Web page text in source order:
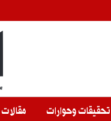
تحقيقات وحوارات مقالات